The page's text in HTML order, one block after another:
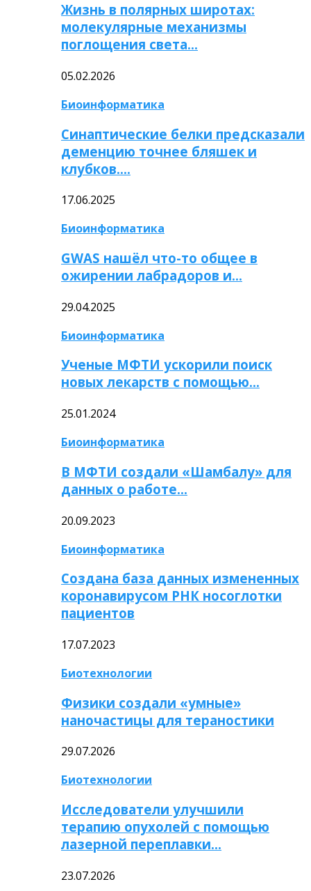
Жизнь в полярных широтах:
молекулярные механизмы
поглощения света…
05.02.2026
Биоинформатика
Синаптические белки предсказали
деменцию точнее бляшек и
клубков….
17.06.2025
Биоинформатика
GWAS нашёл что-то общее в
ожирении лабрадоров и…
29.04.2025
Биоинформатика
Ученые МФТИ ускорили поиск
новых лекарств с помощью…
25.01.2024
Биоинформатика
В МФТИ создали «Шамбалу» для
данных о работе…
20.09.2023
Биоинформатика
Создана база данных измененных
коронавирусом РНК носоглотки
пациентов
17.07.2023
Биотехнологии
Физики создали «умные»
наночастицы для тераностики
29.07.2026
Биотехнологии
Исследователи улучшили
терапию опухолей с помощью
лазерной переплавки…
23.07.2026